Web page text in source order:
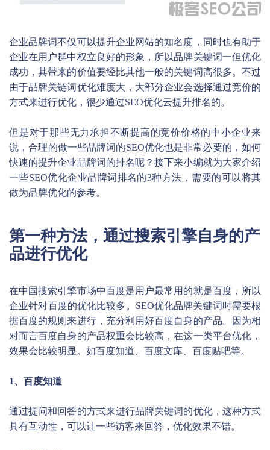
企业品牌词不仅可以提升企业网站的知名度，同时也有助于
企业在用户群中权立良好的形象，所以品牌关键词一但优化
成功，其带来的价值要经比其他一般的关键词高很多。不过
由于品牌关链词优化难度大，大部分企业会选择通过竞价的
方式来进行优化，很少通过SEO优化云提升排名的。
但是对于那些无力承担不断提高的竞价价格的中小企业来
说，合理的做一些品牌词的SEO优化也是非常必要的，如何
快速的提升企业品牌词的排名呢？接下来小编就为大家介绍
一些SEO优化企业品牌词排名的3种方法，需要的可以将其
做为品牌优化的参考。
第一种方法，通过搜索引擎自身的产
品进行优化
在中国搜索引擎市场中百度是用户最常用的就是百度，所以
企业针对百度的优化比较多。SEO优化品牌关键词时需要根
据百度的规则来进行，充分利用好百度自身的产品。因为相
对而言百度自身的产品权重会比较高，在这一类平台优化，
效果会比较明显。如百度知道、百度文库、百度贴吧等。
1、百度知道
通过提问和回答的方式来进行品牌关键词的优化，这种方式
具有互动性，可以让一些访客来回答，优化效果不错。